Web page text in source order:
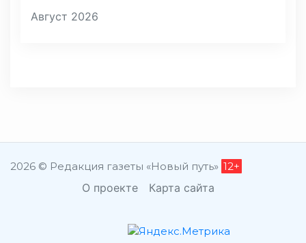
Август 2026
2026 © Редакция газеты «Новый путь» 12+
О проекте Карта сайта